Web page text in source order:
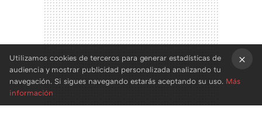
Utilizamos cookies de terceros para generar estadísticas de
audiencia y mostrar publicidad personalizada analizando tu
navegación. Si sigues navegando estarás aceptando su uso. Más
información